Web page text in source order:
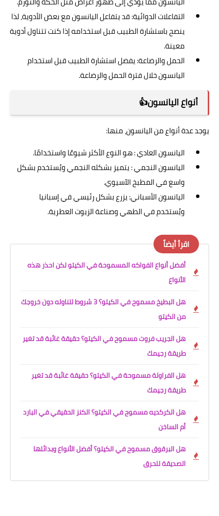
التفاعلات الدوائية: قد يتفاعل اليانسون مع بعض الأدوية، لذا
ينصح باستشارة الطبيب قبل استخدامه إذا كنت تتناول أدوية
معينة.
الحمل والرضاعة: يفضل استشارة الطبيب قبل استخدام
اليانسون خلال فترة الحمل والرضاعة.
أنواع اليانسون👍
يوجد عدة أنواع من اليانسون، منها:
اليانسون العادي : هو النوع الأكثر شيوعًا واستخدامًا.
اليانسون النجمي : يتميز بشكله النجمي ويُستخدم بشكل
واسع في المطبخ الآسيوي.
اليانسون الأسباني: يزرع بشكل رئيسي في إسبانيا
ويُستخدم في الطهي وصناعة الزيوت العطرية.
اقرأ أيضاً
أفضل أنواع الفواكه المسموحة في الكيتو لكن احذر هذه
الأنواع
هل البطيخ مسموح في الكيتو؟ 3 شروط لتناوله دون خروجك
من الكيتو
هل الجريب فروت مسموح في الكيتو؟ حقيقة غائبة قد تغير
طريقة رجيمك
هل الفراولة مسموحة في الكيتو؟ حقيقة غائبة قد تغير
طريقة رجيمك
هل الكركديه مسموح في الكيتو؟ الكنز الحقيقي في البارد
أم الساخن
هل البرقوق مسموح في الكيتو؟ أفضل الأنواع وبدائلها
الصديقة للحرق